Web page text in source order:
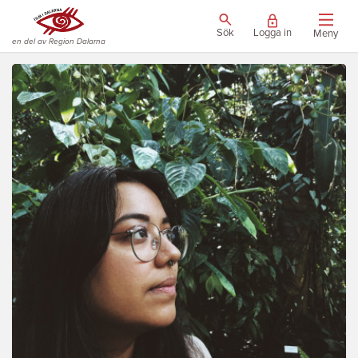
en del av Region Dalarna
Sök Logga in Meny